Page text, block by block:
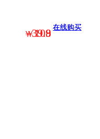
￥39.9 在线购买
￥108 在线购买